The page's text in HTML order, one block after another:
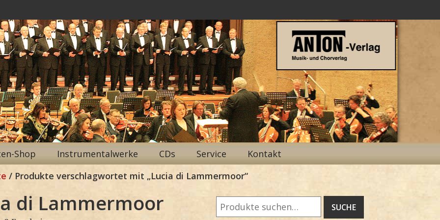
Shop Instrumentalwerke CDs Service Kontakt
/ Produkte verschlagwortet mit „Lucia di Lammermoor“
di Lammermoor
Suche
nach:
SUCHE